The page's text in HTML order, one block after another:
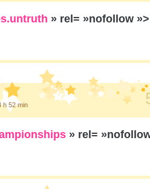
» rel= »nofollow
h 52 min
» rel=